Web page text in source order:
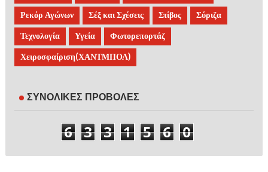
Ρεκόρ Αγώνων Σέξ και Σχέσεις Στίβος Σύριζα
Τεχνολογία Υγεία Φωτορεπορτάζ
Χειροσφαίριση(ΧΑΝΤΜΠΟΛ)
ΣΥΝΟΛΙΚΕΣ ΠΡΟΒΟΛΕΣ
6 3 3 1 5 6 0